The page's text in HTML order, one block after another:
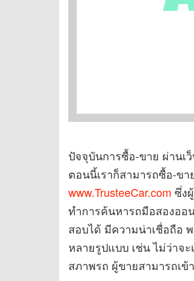
ปัจจุบันการซื้อ-ขาย ผ่านเ
ตอนนี้เราก็สามารถซื้อ-ข
www.TrusteeCar.com ซึ่ง
ทำการค้นหารถมือสองออ
สอบได้ มีความน่าเชื่อถือ
หลายรูปแบบ เช่น ไม่ว่าจ
สภาพรถ ผู้ขายสามารถเข้